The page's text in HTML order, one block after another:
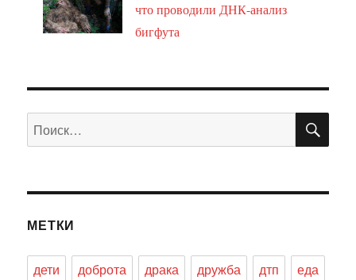
что проводили ДНК-анализ
бигфута
Искать:
МЕТКИ
дети доброта драка дружба дтп
еда